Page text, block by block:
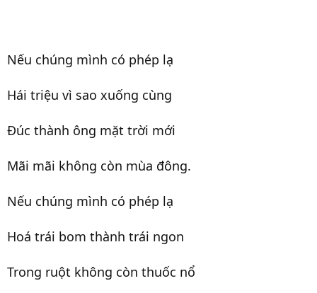
Nếu chúng mình có phép lạ
Hái triệu vì sao xuống cùng
Đúc thành ông mặt trời mới
Mãi mãi không còn mùa đông.
Nếu chúng mình có phép lạ
Hoá trái bom thành trái ngon
Trong ruột không còn thuốc nổ